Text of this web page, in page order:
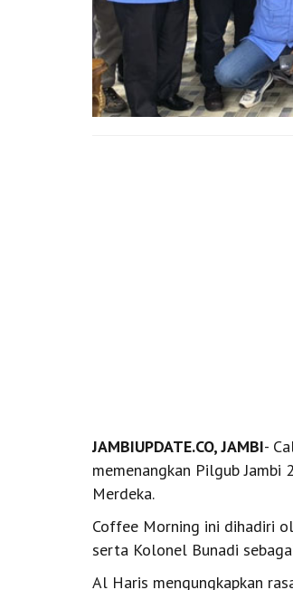
JAMBIUPDATE.CO, JAMBI-
memenangkan Pilgub
Merdeka.
Coffee Morning ini dihadiri
serta Kolonel Bunadi
Al Haris mengungkapkan